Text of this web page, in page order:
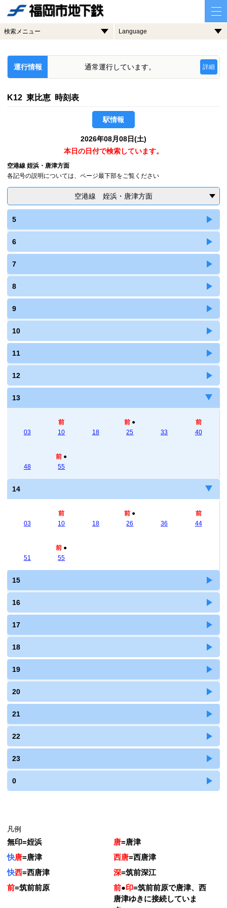
検索メニュー Language
運行情報 通常運行しています。 詳細
K12 東比恵 時刻表
駅情報
2026年08月08日(土)
本日の日付で検索しています。
空港線 姪浜・唐津方面
各記号の説明については、ページ最下部をご覧ください
空港線 姪浜・唐津方面
5
6
7
8
9
10
11
12
13
03
前
10
18
前 ●
25
33
前
40
48
前 ●
55
14
03
前
10
18
前 ●
26
36
前
44
51
前 ●
55
15
16
17
18
19
20
21
22
23
0
凡例
無印=姪浜 唐=唐津
快唐=唐津 西唐=西唐津
快西=西唐津 深=筑前深江
前=筑前前原 前●印=筑前前原で唐津、西
唐津ゆきに接続していま